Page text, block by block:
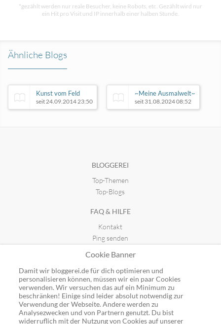
*gezählt werden nur reale Besucher, keine Robots, etc. Gezählt wird nur
ein Hit pro Visit und IP innerhalb einer halben Stunde.
Ähnliche Blogs
Kunst vom Feld
seit 24.09.2014 23:50
~Meine Ausmalwelt~
seit 31.08.2024 08:52
BLOGGEREI
Top-Themen
Top-Blogs
FAQ & HILFE
Kontakt
Ping senden
GUTSCHEINE
Top-Gutscheine
Alle Shops
Cookie Banner
Damit wir bloggerei.de für dich optimieren und
personalisieren können, müssen wir ein paar Cookies
verwenden. Wir versuchen das auf ein Minimum zu
beschränken! Einige sind leider absolut notwendig zur
Verwendung der Webseite. Andere werden zu
Analysezwecken und von Partnern genutzt. Du bist
widerruflich mit der Nutzung von Cookies auf unserer